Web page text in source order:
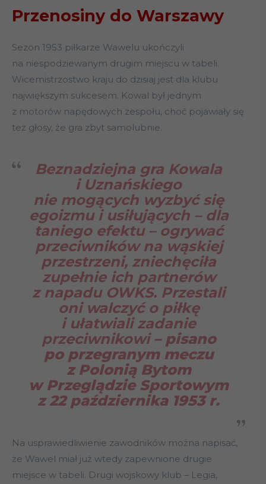
Przenosiny do Warszawy
Sezon 1953 piłkarze Wawelu ukończyli
na niespodziewanym drugim miejscu w tabeli.
Wicemistrzostwo kraju do dzisiaj jest dla klubu
największym sukcesem. Kowal był jednym
z motorów napędowych zespołu, choć pojawiały się
też głosy, że gra zbyt samolubnie.
Beznadziejna gra Kowala
i Uznańskiego
nie mogących wyzbyć się
egoizmu i usiłujących – dla
taniego efektu – ogrywać
przeciwników na wąskiej
przestrzeni, zniechęciła
zupełnie ich partnerów
z napadu OWKS. Przestali
oni walczyć o piłkę
i ułatwiali zadanie
przeciwnikowi – pisano
po przegranym meczu
z Polonią Bytom
w Przeglądzie Sportowym
z 22 października 1953 r.
Na usprawiedliwienie zawodników można napisać,
że Wawel miał już wtedy zapewnione drugie
miejsce w tabeli. Drugi wojskowy klub – Legia,